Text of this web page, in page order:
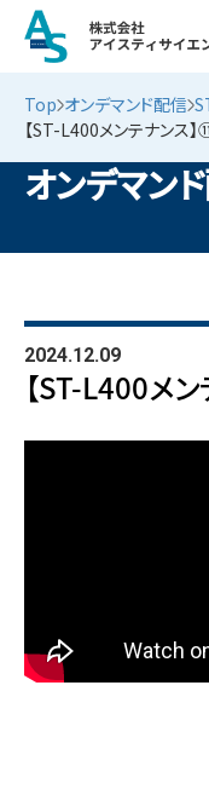
Top オンデマンド配信
【ST-L400メンテナンス
オンデマン
2024.12.09
【ST-L400メ